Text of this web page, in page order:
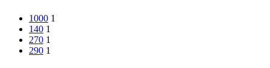
1000 1
140 1
270 1
290 1